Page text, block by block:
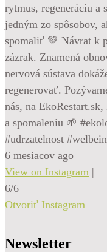
rytmus, regeneráciu a
jedným zo spôsobov,
spomaliť 💚 Návrat k
zázrak. Znamená
nervová sústava
regenerovať.
nás, na
a spomaleniu 🌱
#udrzatelnost
6 mesiacov ago
View on Instagram |
6/6
Otvoriť Instagram
Newsletter